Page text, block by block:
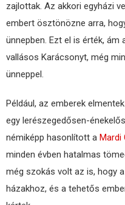
zajlottak. Az akkori egyházi
embert ösztönözne arra,
ünnepben. Ezt el is érték,
vallásos Karácsonyt, még
ünneppel.
Például, az emberek
egy lerészegedősen-
némiképp hasonlított a Mardi
minden évben hatalmas
még szokás volt az is, hogy
házakhoz, és a tehetős